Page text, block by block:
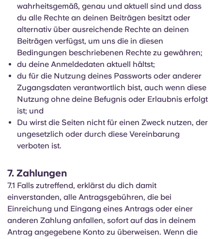
wahrheitsgemäß, genau und aktuell sind und dass
du alle Rechte an deinen Beiträgen besitzt oder
alternativ über ausreichende Rechte an deinen
Beiträgen verfügst, um uns die in diesen
Bedingungen beschriebenen Rechte zu gewähren;
du deine Anmeldedaten aktuell hältst;
du für die Nutzung deines Passworts oder anderer
Zugangsdaten verantwortlich bist, auch wenn diese
Nutzung ohne deine Befugnis oder Erlaubnis erfolgt
ist; und
Du wirst die Seiten nicht für einen Zweck nutzen, der
ungesetzlich oder durch diese Vereinbarung
verboten ist.
7. Zahlungen
7.1 Falls zutreffend, erklärst du dich damit
einverstanden, alle Antragsgebühren, die bei
Einreichung und Eingang eines Antrags oder einer
anderen Zahlung anfallen, sofort auf das in deinem
Antrag angegebene Konto zu überweisen. Wenn die